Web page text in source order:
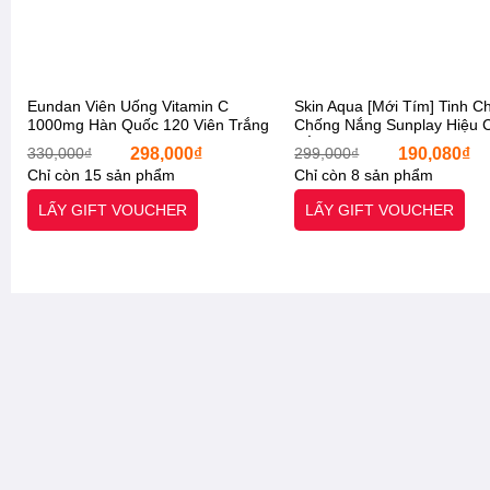
Eundan Viên Uống Vitamin C
1000mg Hàn Quốc 120 Viên Trắng
Da, Mờ Nám Tăng Đề Kháng,
[Otel-StarX- Chính Hãng]
330,000₫
Giá
gốc
là:
330,000₫.
298,000₫
Chỉ còn 15 sản phẩm
LẤY GIFT VOUCHER
Skin Aqua [Mới Tím] Tinh
Chống Nắng Sunplay Hiệu
Sắc Da Tối Màu Mới 2024
Skin Aqua Tone Up UV
Lavender SPF50+/PA++++
Starx- Chính Hãng]
299,000₫
Giá
gốc
là:
299,000₫.
190,080₫
Chỉ còn 8 sản phẩm
LẤY GIFT VOUCHER